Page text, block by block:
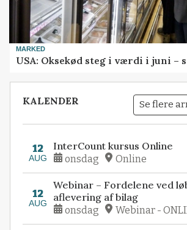
MARKED
USA: Oksekød steg i værdi i juni –
KALENDER Se flere
12
AUG
InterCount kursus Online
onsdag Online
12
AUG
Webinar – Fordelene ved
aflevering af bilag
onsdag Webinar -